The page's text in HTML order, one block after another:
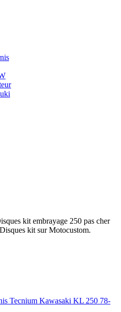
kit embrayage 250 pas cher
kit sur Motocustom.